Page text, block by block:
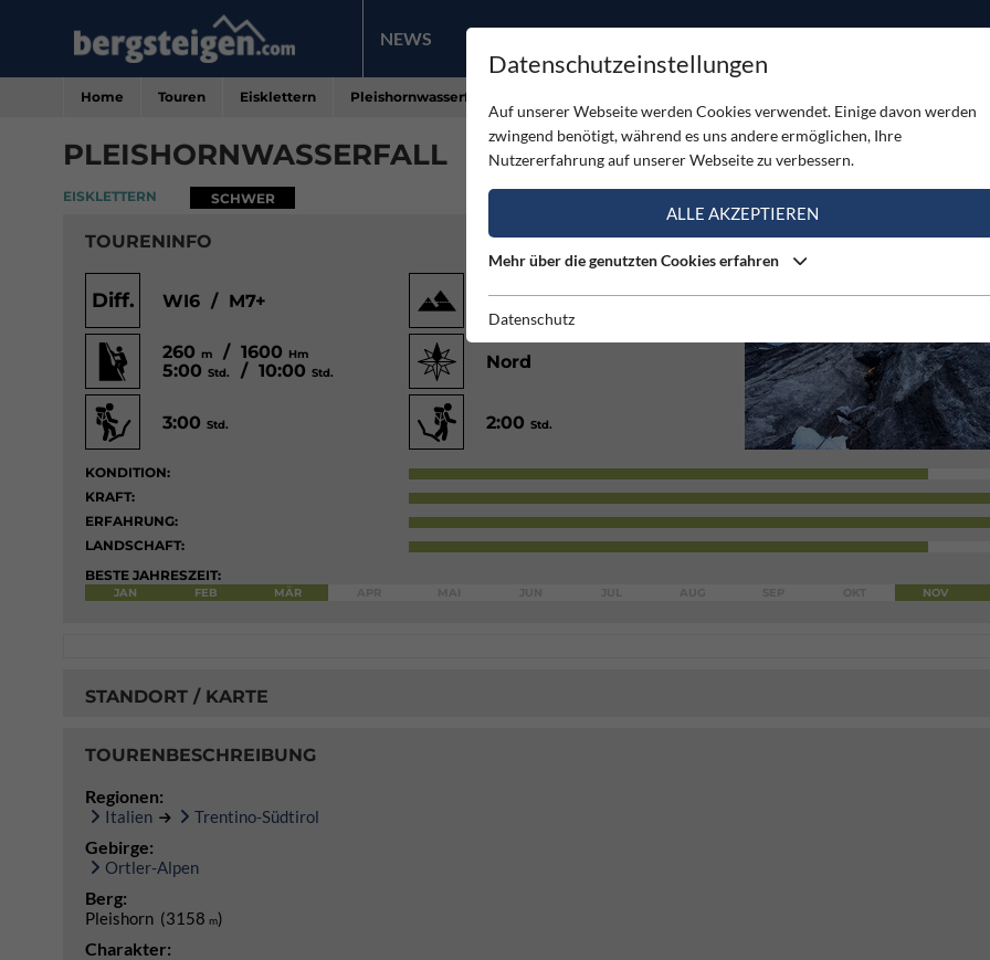
NEWS PRODUKTE
Home Touren Eisklettern Pleishornwasserfall
PLEISHORNWASSERFALL
EISKLETTERN SCHWER
TOURENINFO
Diff. WI6 / M7+ 3000
260m / 1600 Hm
5:00Std. / 10:00Std.
Nord
3:00Std. 2:00Std.
KONDITION:
KRAFT:
ERFAHRUNG:
LANDSCHAFT:
BESTE JAHRESZEIT:
JAN FEB MÄR NOV
STANDORT / KARTE
TOURENBESCHREIBUNG
Regionen:
Italien Trentino-Südtirol
Gebirge:
Ortler-Alpen
Berg:
Pleishorn (3158 m)
Charakter:
Datenschutzeinstellungen
Auf unserer Webseite werden Cookies verwendet. Einige davon werden
zwingend benötigt, während es uns andere ermöglichen, Ihre
Nutzererfahrung auf unserer Webseite zu verbessern.
ALLE AKZEPTIEREN
Mehr über die genutzten Cookies erfahren
Datenschutz